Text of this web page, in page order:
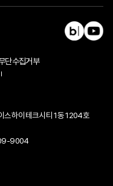
단수집거부
스하이테크시티 1동 1204호
9004